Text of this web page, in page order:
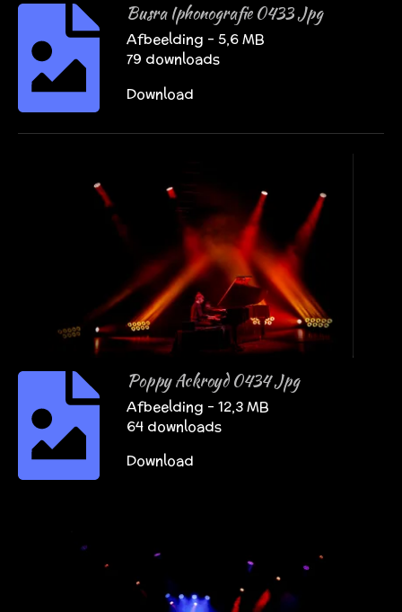
Busra Iphonografie 0433 Jpg
Afbeelding – 5,6 MB
79 downloads
Download
Poppy Ackroyd 0434 Jpg
Afbeelding – 12,3 MB
64 downloads
Download